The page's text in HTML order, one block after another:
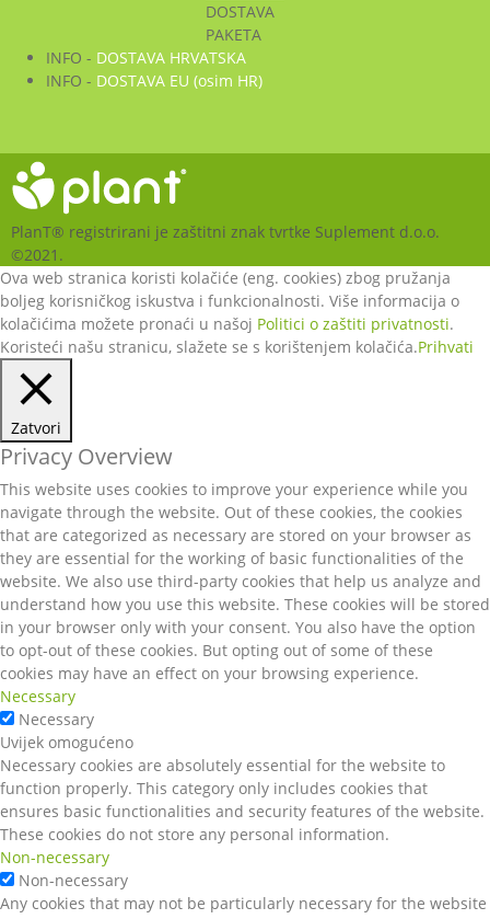
DOSTAVA
PAKETA
INFO - DOSTAVA HRVATSKA
INFO - DOSTAVA EU (osim HR)
PlanT® registrirani je zaštitni znak tvrtke Suplement d.o.o.
©2021.
Ova web stranica koristi kolačiće (eng. cookies) zbog pružanja
boljeg korisničkog iskustva i funkcionalnosti. Više informacija o
kolačićima možete pronaći u našoj Politici o zaštiti privatnosti.
Koristeći našu stranicu, slažete se s korištenjem kolačića.Prihvati
Zatvori
Privacy Overview
This website uses cookies to improve your experience while you
navigate through the website. Out of these cookies, the cookies
that are categorized as necessary are stored on your browser as
they are essential for the working of basic functionalities of the
website. We also use third-party cookies that help us analyze and
understand how you use this website. These cookies will be stored
in your browser only with your consent. You also have the option
to opt-out of these cookies. But opting out of some of these
cookies may have an effect on your browsing experience.
Necessary
Necessary
Uvijek omogućeno
Necessary cookies are absolutely essential for the website to
function properly. This category only includes cookies that
ensures basic functionalities and security features of the website.
These cookies do not store any personal information.
Non-necessary
Non-necessary
Any cookies that may not be particularly necessary for the website